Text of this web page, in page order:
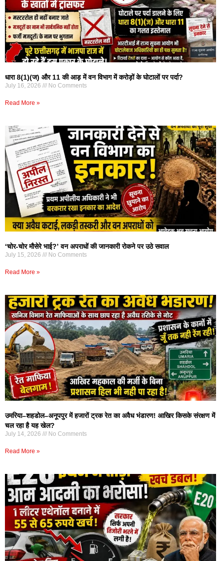
धारा 8(1)(ज) और 11 की आड़ में वन विभाग में करोड़ों के घोटालों पर पर्दा?
July 16, 2026 No Comments
Read More »
‘चोर-चोर मौसेरे भाई?’ वन अपराधों की जानकारी रोकने पर उठे सवाल
July 15, 2026 No Comments
Read More »
उमरिया–शहडोल–अनूपपुर में हजारों ट्रक रेत का अवैध भंडारण! आखिर किसके संरक्षण में
चल रहा है यह खेल?
July 14, 2026 No Comments
Read More »